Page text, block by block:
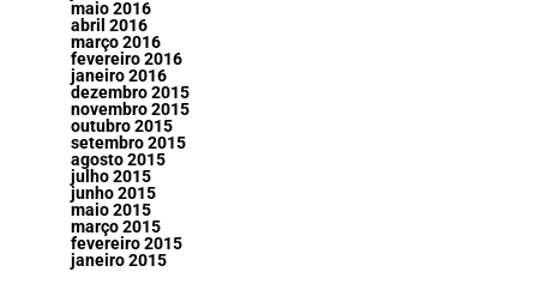
maio 2016
abril 2016
março 2016
fevereiro 2016
janeiro 2016
dezembro 2015
novembro 2015
outubro 2015
setembro 2015
agosto 2015
julho 2015
junho 2015
maio 2015
março 2015
fevereiro 2015
janeiro 2015